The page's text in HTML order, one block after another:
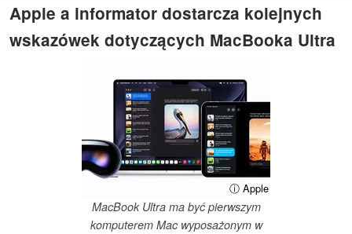
Apple a informator dostarcza kolejnych
wskazówek dotyczących MacBooka Ultra
ⓘ Apple
MacBook Ultra ma być pierwszym
komputerem Mac wyposażonym w